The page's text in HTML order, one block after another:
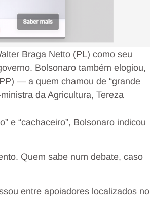
Braga Netto (PL) como seu
Bolsonaro também elogiou,
— a quem chamou de “grande
da Agricultura, Tereza
e “cachaceiro”, Bolsonaro indicou
Quem sabe num debate, caso
entre apoiadores localizados no